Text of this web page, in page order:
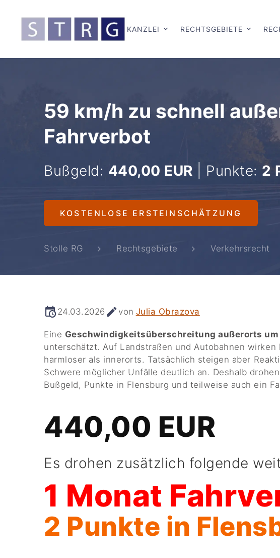
KANZLEI RECHTSGEBIETE
59 km/h zu schnell
Fahrverbot
Bußgeld: 440,00 EUR | Punkte: 2
KOSTENLOSE ERSTEINSCHÄTZUNG
Stolle RG Rechtsgebiete Verkehrsrecht
24.03.2026 von Julia Obrazova
Eine Geschwindigkeitsüberschreitung außerorts
unterschätzt. Auf Landstraßen und Autobahnen
harmloser als innerorts. Tatsächlich steigen aber
Schwere möglicher Unfälle deutlich an. Deshalb
Bußgeld, Punkte in Flensburg und teilweise auch ein
440,00 EUR
Es drohen zusätzlich folgende
1 Monat
2 Punkte in